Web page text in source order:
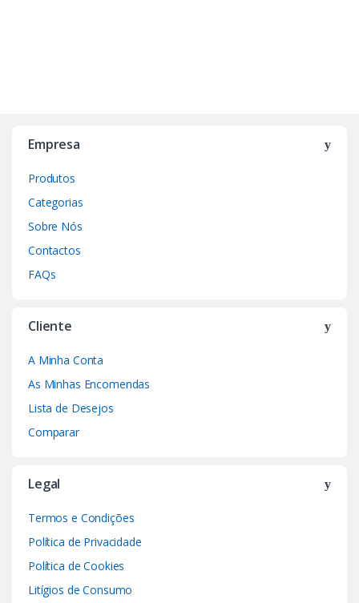
Empresa
Produtos
Categorias
Sobre Nós
Contactos
FAQs
Cliente
A Minha Conta
As Minhas Encomendas
Lista de Desejos
Comparar
Legal
Termos e Condições
Política de Privacidade
Política de Cookies
Litígios de Consumo